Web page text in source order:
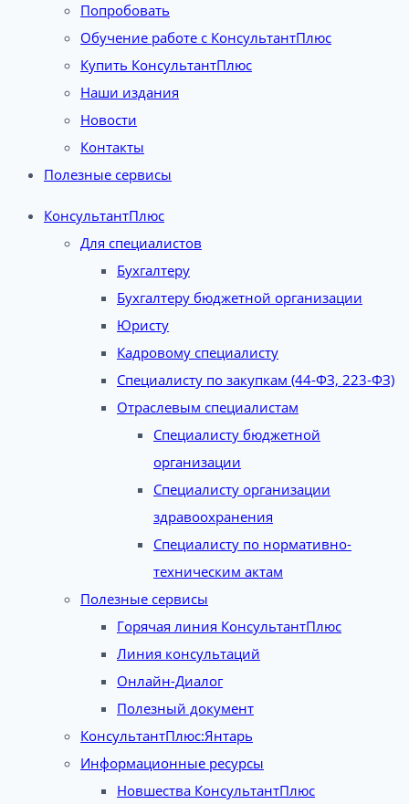
Попробовать
Обучение работе с КонсультантПлюс
Купить КонсультантПлюс
Наши издания
Новости
Контакты
Полезные сервисы
КонсультантПлюс
Для специалистов
Бухгалтеру
Бухгалтеру бюджетной организации
Юристу
Кадровому специалисту
Специалисту по закупкам (44-ФЗ, 223-ФЗ)
Отраслевым специалистам
Специалисту бюджетной
организации
Специалисту организации
здравоохранения
Специалисту по нормативно-
техническим актам
Полезные сервисы
Горячая линия КонсультантПлюс
Линия консультаций
Онлайн-Диалог
Полезный документ
КонсультантПлюс:Янтарь
Информационные ресурсы
Новшества КонсультантПлюс